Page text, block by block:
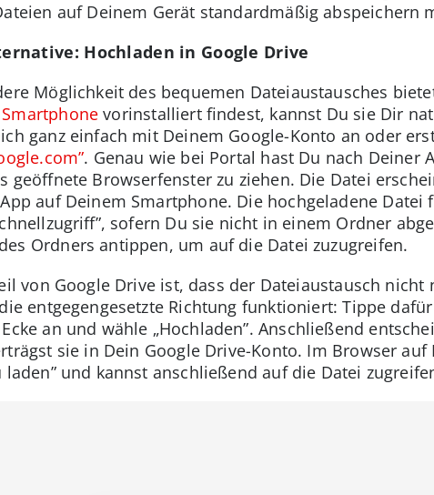
auf Deinem Gerät standardmäßig abspeichern
Hochladen in Google Drive
Möglichkeit des bequemen Dateiaustausches
Smartphone vorinstalliert findest, kannst Du sie Dir
ganz einfach mit Deinem Google-Konto an oder
. Genau wie bei Portal hast Du nach
geöffnete Browserfenster zu ziehen. Die Datei
auf Deinem Smartphone. Die hochgeladene
sofern Du sie nicht in einem Ordner
Ordners antippen, um auf die Datei zuzugreifen.
von Google Drive ist, dass der Dateiaustausch
entgegengesetzte Richtung funktioniert: Tippe
an und wähle „Hochladen”. Anschließend
sie in Dein Google Drive-Konto. Im Browser
laden” und kannst anschließend auf die Datei